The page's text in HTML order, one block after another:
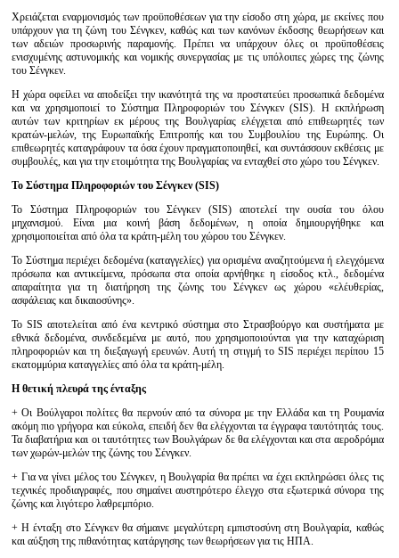
Χρειάζεται εναρμονισμός των προϋποθέσεων για την είσοδο στη χώρα, με εκείνες που
υπάρχουν για τη ζώνη του Σένγκεν, καθώς και των κανόνων έκδοσης θεωρήσεων και
των αδειών προσωρινής παραμονής. Πρέπει να υπάρχουν όλες οι προϋποθέσεις
ενισχυμένης αστυνομικής και νομικής συνεργασίας με τις υπόλοιπες χώρες της ζώνης
του Σένγκεν.
Η χώρα οφείλει να αποδείξει την ικανότητά της να προστατεύει προσωπικά δεδομένα
και να χρησιμοποιεί το Σύστημα Πληροφοριών του Σένγκεν (SIS). Η εκπλήρωση
αυτών των κριτηρίων εκ μέρους της Βουλγαρίας ελέγχεται από επιθεωρητές των
κρατών-μελών, της Ευρωπαϊκής Επιτροπής και του Συμβουλίου της Ευρώπης. Οι
επιθεωρητές καταγράφουν τα όσα έχουν πραγματοποιηθεί, και συντάσσουν εκθέσεις με
συμβουλές, και για την ετοιμότητα της Βουλγαρίας να ενταχθεί στο χώρο του Σένγκεν.
Το Σύστημα Πληροφοριών του Σένγκεν (SIS)
Το Σύστημα Πληροφοριών του Σένγκεν (SIS) αποτελεί την ουσία του όλου
μηχανισμού. Είναι μια κοινή βάση δεδομένων, η οποία δημιουργήθηκε και
χρησιμοποιείται από όλα τα κράτη-μέλη του χώρου του Σένγκεν.
Το Σύστημα περιέχει δεδομένα (καταγγελίες) για ορισμένα αναζητούμενα ή ελεγχόμενα
πρόσωπα και αντικείμενα, πρόσωπα στα οποία αρνήθηκε η είσοδος κτλ., δεδομένα
απαραίτητα για τη διατήρηση της ζώνης του Σένγκεν ως χώρου «ελέυθερίας,
ασφάλειας και δικαιοσύνης».
Το SIS αποτελείται από ένα κεντρικό σύστημα στο Στρασβούργο και συστήματα με
εθνικά δεδομένα, συνδεδεμένα με αυτό, που χρησιμοποιούνται για την καταχώριση
πληροφοριών και τη διεξαγωγή ερευνών. Αυτή τη στιγμή το SIS περιέχει περίπου 15
εκατομμύρια καταγγελίες από όλα τα κράτη-μέλη.
Η θετική πλευρά της ένταξης
+ Οι Βούλγαροι πολίτες θα περνούν από τα σύνορα με την Ελλάδα και τη Ρουμανία
ακόμη πιο γρήγορα και εύκολα, επειδή δεν θα ελέγχονται τα έγγραφα ταυτότητάς τους.
Τα διαβατήρια και οι ταυτότητες των Βουλγάρων δε θα ελέγχονται και στα αεροδρόμια
των χωρών-μελών της ζώνης του Σένγκεν.
+ Για να γίνει μέλος του Σένγκεν, η Βουλγαρία θα πρέπει να έχει εκπληρώσει όλες τις
τεχνικές προδιαγραφές, που σημαίνει αυστηρότερο έλεγχο στα εξωτερικά σύνορα της
ζώνης και λιγότερο λαθρεμπόριο.
+ Η ένταξη στο Σένγκεν θα σήμαινε μεγαλύτερη εμπιστοσύνη στη Βουλγαρία, καθώς
και αύξηση της πιθανότητας κατάργησης των θεωρήσεων για τις ΗΠΑ.